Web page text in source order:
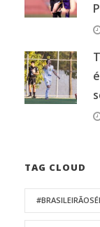
TAG CLOUD